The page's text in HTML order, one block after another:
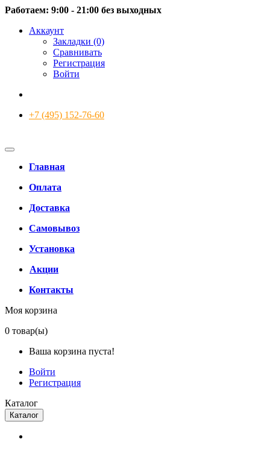
Работаем: 9:00 - 21:00 без выходных
Аккаунт
Закладки (0)
Сравнивать
Регистрация
Войти
+7 (495) 152-76-60
Главная
Оплата
Доставка
Самовывоз
Установка
Акции
Контакты
Моя корзина
0 товар(ы)
Ваша корзина пуста!
Войти
Регистрация
Каталог
Каталог